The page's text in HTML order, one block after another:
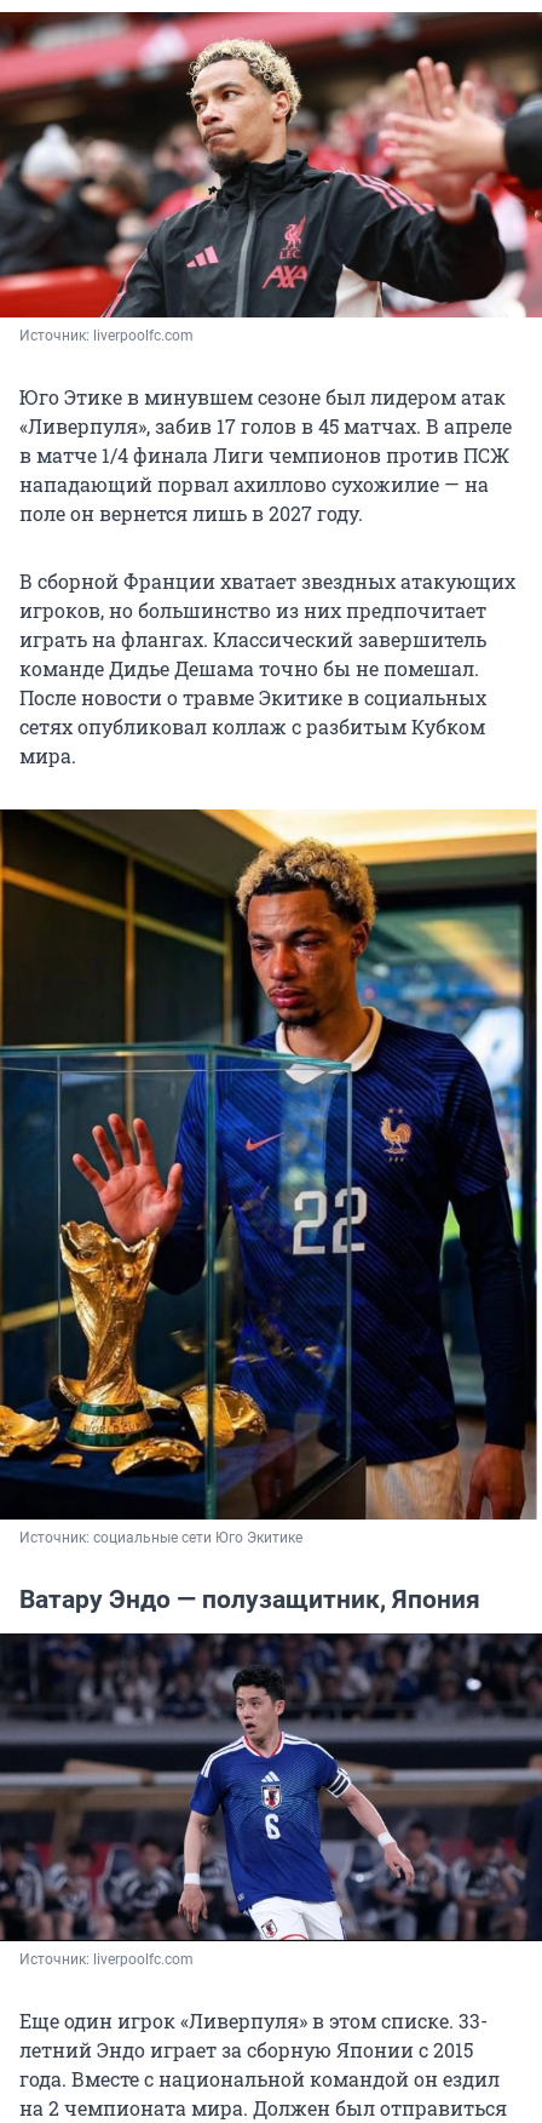
Источник: liverpoolfc.com
Юго Этике в минувшем сезоне был лидером атак
«Ливерпуля», забив 17 голов в 45 матчах. В апреле
в матче 1/4 финала Лиги чемпионов против ПСЖ
нападающий порвал ахиллово сухожилие — на
поле он вернется лишь в 2027 году.
В сборной Франции хватает звездных атакующих
игроков, но большинство из них предпочитает
играть на флангах. Классический завершитель
команде Дидье Дешама точно бы не помешал.
После новости о травме Экитике в социальных
сетях опубликовал коллаж с разбитым Кубком
мира.
Источник: социальные сети Юго Экитике
Ватару Эндо — полузащитник, Япония
Источник: liverpoolfc.com
Еще один игрок «Ливерпуля» в этом списке. 33-
летний Эндо играет за сборную Японии с 2015
года. Вместе с национальной командой он ездил
на 2 чемпионата мира. Должен был отправиться